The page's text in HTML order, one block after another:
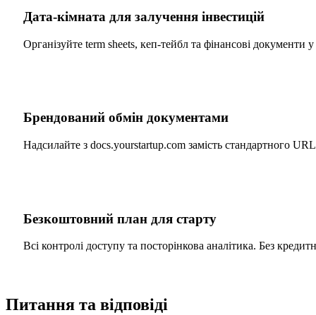
Дата-кімната для залучення інвестицій
Організуйте term sheets, кеп-тейбл та фінансові
Брендований обмін документами
Надсилайте з docs.yourstartup.com замість стандартного
Безкоштовний план для старту
Всі контролі доступу та посторінкова аналітика. Без
Питання та відповіді